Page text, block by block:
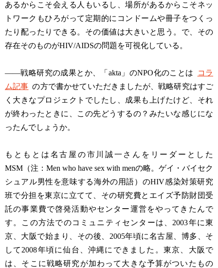
あるからこそ会える人もいるし、場所があるからこそネッ
トワークもひろがって定期的にコンドームや冊子をつくっ
たり配ったりできる。その価値は大きいと思う。で、その
存在そのものがHIV/AIDSの問題を可視化している。
——戦略研究の成果とか、「akta」のNPO化のことは
コラ
ム記事 の方で書かせていただきましたが、戦略研究はすご
く大きなプロジェクトでしたし、成果も上げたけど、それ
が終わったときに、この先どうするの？みたいな感じにな
ったんでしょうか。
もともとは名古屋の市川誠一さんをリーダーとした
MSM（注：Men who have sex with menの略。ゲイ・バイセク
シュアル男性を意味する海外の用語）のHIV感染対策研究
班で分担を東京に立てて、その研究費とエイズ予防財団受
託の事業費で啓発活動やセンター運営をやってきたんで
す。この方法でのコミュニティセンターは、2003年に東
京、大阪で始まり、その後、2005年頃に名古屋、博多、そ
して2008年頃に仙台、沖縄にできました。東京、大阪で
は、そこに戦略研究が加わって大きな予算がついたもの